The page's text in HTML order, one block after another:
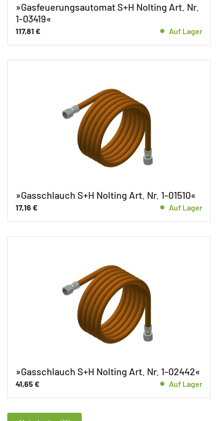
»Gasfeuerungsautomat S+H Nolting Art. Nr.
1-03419«
117,81 € Auf Lager
»Gasschlauch S+H Nolting Art. Nr. 1-01510«
17,16 € Auf Lager
»Gasschlauch S+H Nolting Art. Nr. 1-02442«
41,65 € Auf Lager